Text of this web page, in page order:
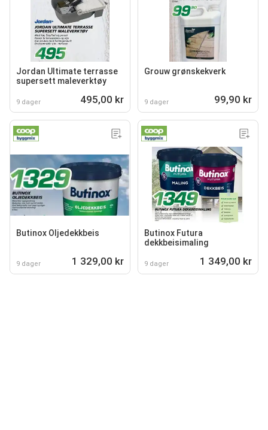
Jordan Ultimate terrasse
supersett maleverktøy
9 dager 495,00 kr
Grouw grønskekverk
9 dager 99,90 kr
Butinox Oljedekkbeis
9 dager 1 329,00 kr
Butinox Futura
dekkbeisimaling
9 dager 1 349,00 kr